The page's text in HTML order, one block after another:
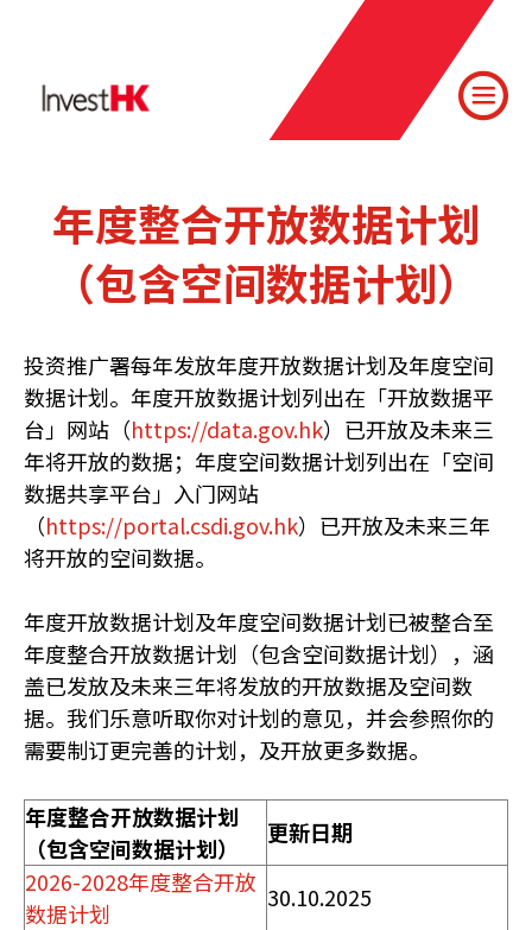
年度整合开放数据计划
（包含空间数据计划）
投资推广署每年发放年度开放数据计划及年度空间
数据计划。年度开放数据计划列出在「开放数据平
台」网站（https://data.gov.hk）已开放及未来三
年将开放的数据；年度空间数据计划列出在「空间
数据共享平台」入门网站
（https://portal.csdi.gov.hk）已开放及未来三年
将开放的空间数据。
年度开放数据计划及年度空间数据计划已被整合至
年度整合开放数据计划（包含空间数据计划），涵
盖已发放及未来三年将发放的开放数据及空间数
据。我们乐意听取你对计划的意见，并会参照你的
需要制订更完善的计划，及开放更多数据。
年度整合开放数据计划
（包含空间数据计划）
更新日期
2026-2028年度整合开放
数据计划
30.10.2025